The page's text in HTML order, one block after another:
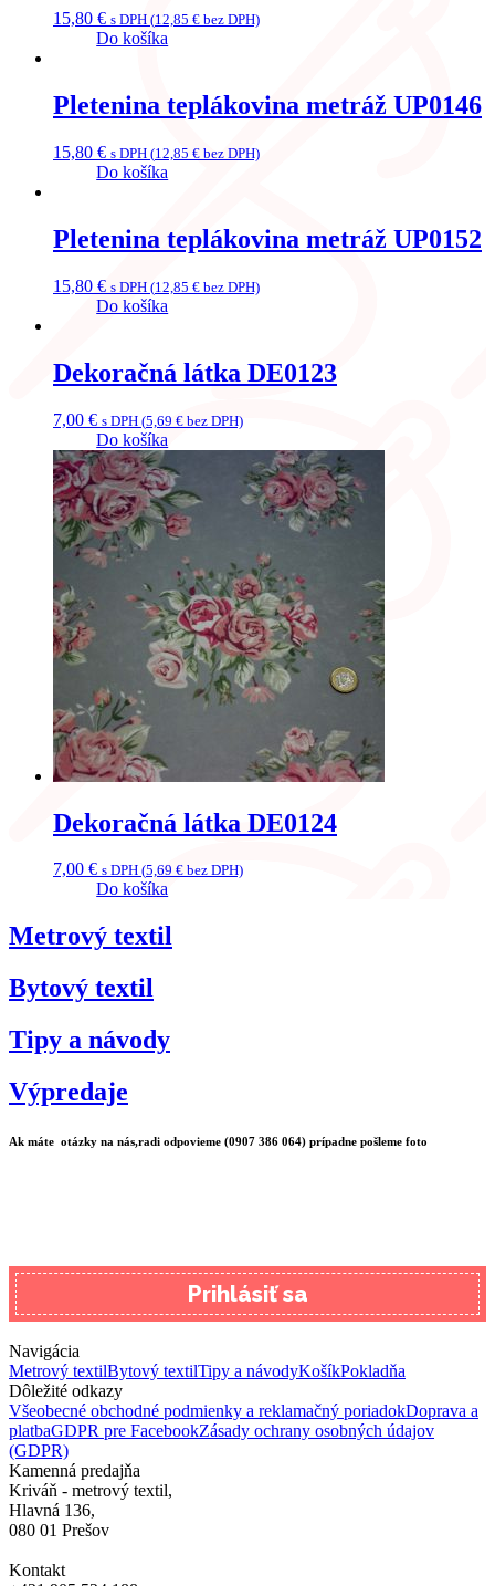
15,80 € s DPH (12,85 € bez DPH)
Do košíka
Pletenina teplákovina metráž UP0146
15,80 € s DPH (12,85 € bez DPH)
Do košíka
Pletenina teplákovina metráž UP0152
15,80 € s DPH (12,85 € bez DPH)
Do košíka
Dekoračná látka DE0123
7,00 € s DPH (5,69 € bez DPH)
Do košíka
Dekoračná látka DE0124
7,00 € s DPH (5,69 € bez DPH)
Do košíka
Metrový textil
Bytový textil
Tipy a návody
Výpredaje
Ak máte otázky na nás,radi odpovieme (0907 386 064) prípadne pošleme foto
Prihlásiť sa
Navigácia
Metrový textilBytový textilTipy a návodyKošíkPokladňa
Dôležité odkazy
Všeobecné obchodné podmienky a reklamačný poriadokDoprava a
platbaGDPR pre FacebookZásady ochrany osobných údajov
(GDPR)
Kamenná predajňa
Kriváň - metrový textil,
Hlavná 136,
080 01 Prešov
Kontakt